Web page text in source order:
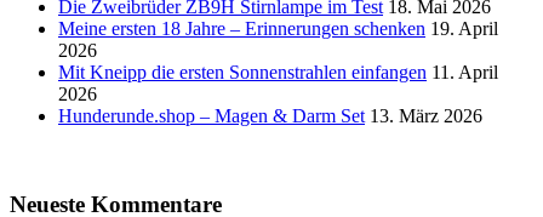
Die Zweibrüder ZB9H Stirnlampe im Test 18. Mai 2026
Meine ersten 18 Jahre – Erinnerungen schenken 19. April
2026
Mit Kneipp die ersten Sonnenstrahlen einfangen 11. April
2026
Hunderunde.shop – Magen & Darm Set 13. März 2026
Neueste Kommentare